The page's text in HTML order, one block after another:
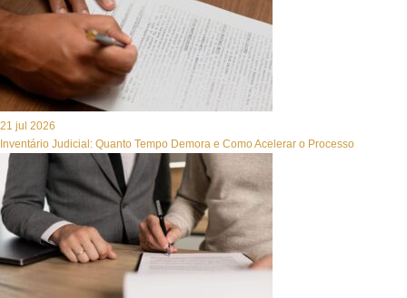
21 jul 2026
Inventário Judicial: Quanto Tempo Demora e Como Acelerar o Processo